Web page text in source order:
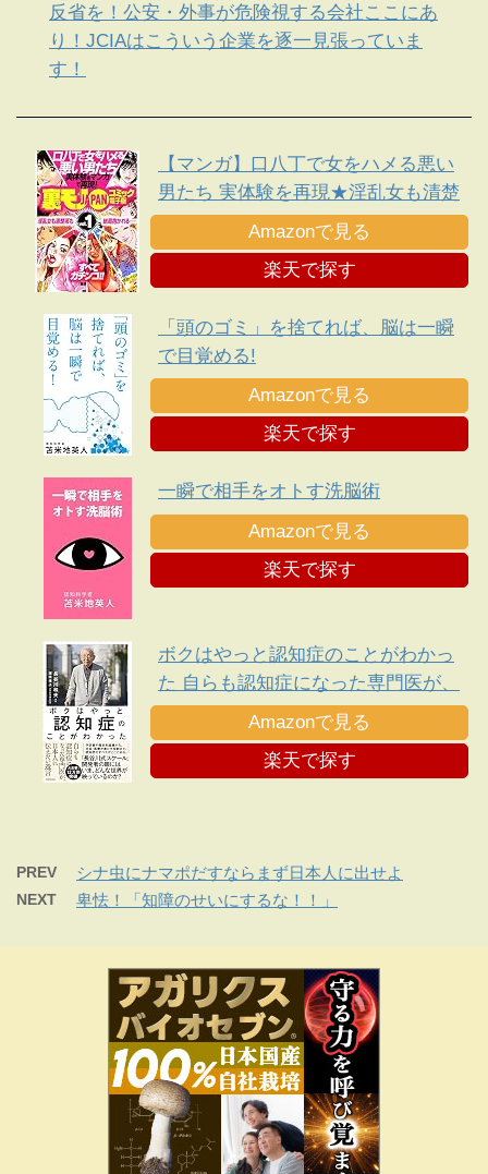
反省を！公安・外事が危険視する会社ここにあ
り！JCIAはこういう企業を逐一見張っていま
す！
【マンガ】口八丁で女をハメる悪い
男たち 実体験を再現★淫乱女も清楚
系も結局抱かれる・・★平日イオン
のフードコートでヤンママたちがナ
ンパ待ちしている★裏モノＪＡＰＡ
Amazonで見る
楽天で探す
「頭のゴミ」を捨てれば、脳は一瞬
で目覚める!
Amazonで見る
楽天で探す
一瞬で相手をオトす洗脳術
Amazonで見る
楽天で探す
ボクはやっと認知症のことがわかっ
た 自らも認知症になった専門医が、
日本人に伝えたい遺言
Amazonで見る
楽天で探す
PREV シナ虫にナマポだすならまず日本人に出せよ
NEXT 卑怯！「知障のせいにするな！！」